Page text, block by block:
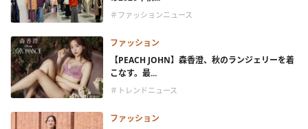
＃ファッションニュース
ファッション
【PEACH JOHN】森香澄、秋のランジェリーを着
こなす。最...
＃トレンドニュース
ファッション